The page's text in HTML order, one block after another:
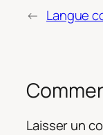
← Langue
Laisser un